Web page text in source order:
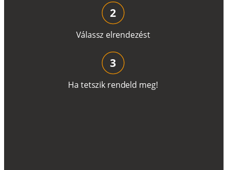
Válassz elrendezést
2
Ha tetszik rendeld meg!
3